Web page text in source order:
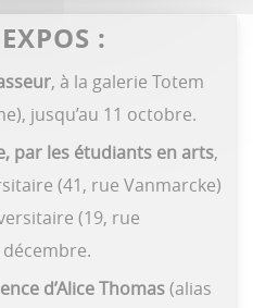
:
, à la galerie Totem
jusqu’au 11 octobre.
par les étudiants en arts,
(41, rue Vanmarcke)
(19, rue
décembre.
d’Alice Thomas(alias